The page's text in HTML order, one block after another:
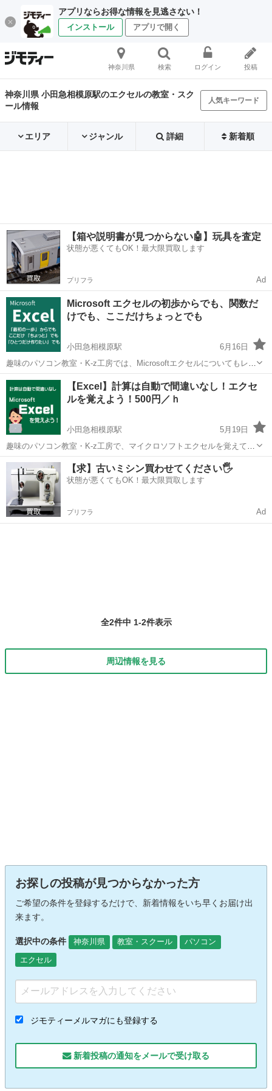
アプリならお得な情報を見逃さない！
インストール アプリで開く
神奈川県 検索 ログイン 投稿
神奈川県 小田急相模原駅のエクセルの教室・スク
ール情報
人気キーワード
エリア ジャンル 詳細 新着順
【箱や説明書が見つからない🤖】玩具を査定
状態が悪くてもOK！最大限買取します
プリフラ Ad
Microsoft エクセルの初歩からでも、関数だ
けでも、ここだけちょっとでも
小田急相模原駅
6月16日
趣味のパソコン教室・K-z工房では、Microsoftエクセルについてもレッ
スンしています。 K-z工房は、レッスン形式ではない個々対応なの
で、 他の人と差を感じる事なく楽しく覚えられます。 よくお話しいた
だく...
神奈川 相模原市 小田急相模原駅 エクセル
【Excel】計算は自動で間違いなし！エクセ
ルを覚えよう！500円／ｈ
小田急相模原駅
5月19日
趣味のパソコン教室・K-z工房で、マイクロソフトエクセルを覚えてみ
ませんか？ エクセル（Excel）が、パソコンに入っていたけどこれっ
て何？ 使ったことないんだけど、どうやってつかうの？ という方も多
いはず。 ...
神奈川 相模原市 小田急相模原駅 エクセル 工房
【求】古いミシン買わせてください🖐️
状態が悪くてもOK！最大限買取します
プリフラ Ad
全2件中 1-2件表示
周辺情報を見る
お探しの投稿が見つからなかった方
ご希望の条件を登録するだけで、新着情報をいち早くお届け出
来ます。
選択中の条件 神奈川県 教室・スクール
パソコン
エクセル
ジモティーメルマガにも登録する
新着投稿の通知をメールで受け取る